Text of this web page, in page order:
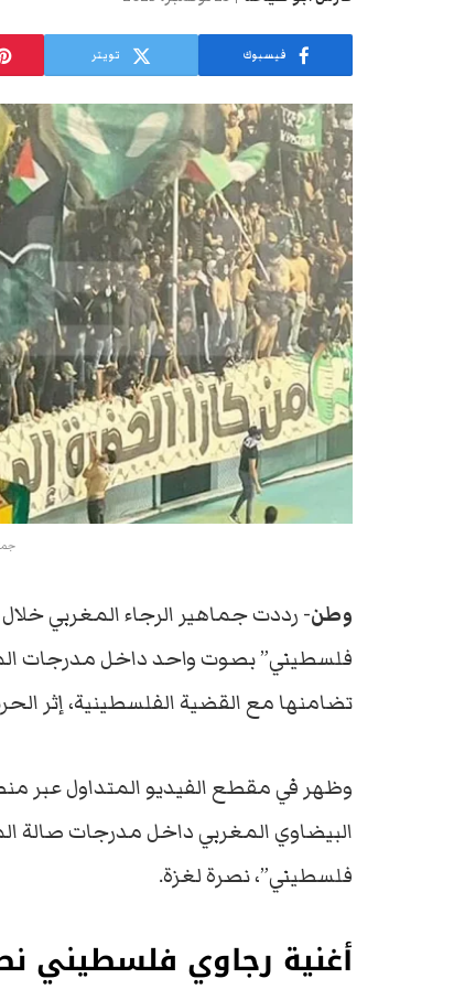
فيسبوك تويتر
وطن- رددت جماهير الرجاء المغربي
فلسطيني” بصوت واحد داخل مدرجات
تضامنها مع القضية الفلسطينية، إثر
وظهر في مقطع الفيديو المتداول عبر
البيضاوي المغربي داخل مدرجات صالة
فلسطيني”، نصرة لغزة.
أغنية رجاوي فلسطيني